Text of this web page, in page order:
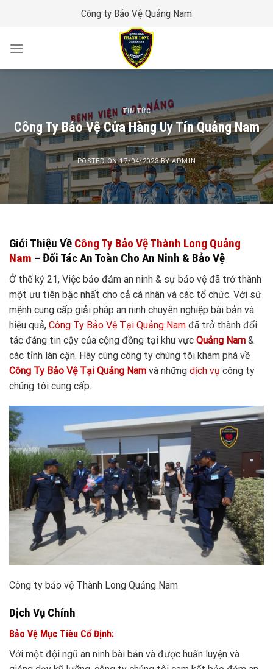
Công ty Bảo Vệ Quảng Nam
TIN TỨC
Công Ty Bảo Vệ Cửa Hàng Uy Tín Quảng Nam
POSTED ON17/04/2023BYADMIN
Giới Thiệu Về Công Ty Bảo Vệ Thành Long Quảng
Nam – Đối Tác An Toàn Cho An Ninh & Bảo Vệ
Ở thế kỷ 21, Việc bảo đảm an ninh & sự bảo vệ đã trở thành
một ưu tiên bậc nhất cho cả cá nhân và các tổ chức. Với sứ
mệnh cung cấp giải pháp an ninh chuyên nghiệp bài bản và
hiệu quả, Công Ty Bảo Vệ Tại Quảng Nam đã trở thành đối
tác đáng tin cậy của cộng đồng tại khu vực Quảng Nam &
các tỉnh lân cận. Hãy cùng công ty chúng tôi khám phá về
Công Ty Bảo Vệ Tại Quảng Nam và những dịch vụ công ty
chúng tôi cung cấp.
Công ty bảo vệ Thành Long Quảng Nam
Dịch Vụ Chính
Bảo Vệ Mục Tiêu Cố Định:
Với một đội ngũ an ninh bài bản và được huấn luyện và